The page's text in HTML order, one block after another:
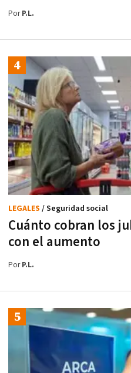
PorP.L.
Cuánto cobran los
con el aumento
LEGALES / Seguridad social
PorP.L.